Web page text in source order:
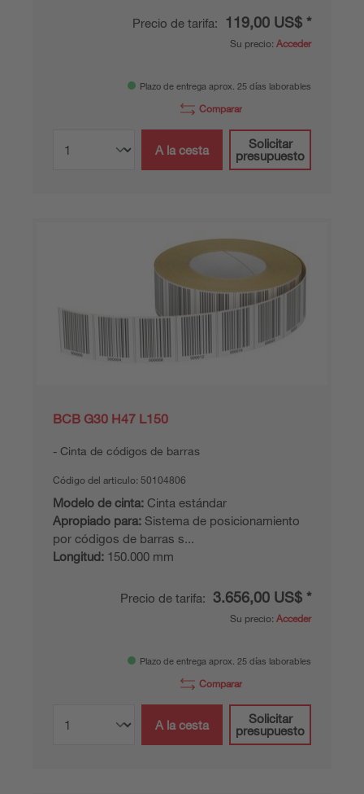
Precio de tarifa: 119,00 US$ *
Su precio: Acceder
Plazo de entrega aprox. 25 días laborables
Comparar
A la cesta
Solicitar
presupuesto
BCB G30 H47 L150
Cinta de códigos de barras
Código del articulo: 50104806
Modelo de cinta: Cinta estándar
Apropiado para: Sistema de posicionamiento
por códigos de barras s...
Longitud: 150.000 mm
Precio de tarifa: 3.656,00 US$ *
Su precio: Acceder
Plazo de entrega aprox. 25 días laborables
Comparar
A la cesta
Solicitar
presupuesto